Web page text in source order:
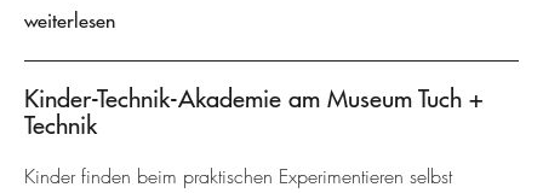
weiterlesen
Kinder-Technik-Akademie am Museum Tuch +
Technik
Kinder finden beim praktischen Experimentieren selbst